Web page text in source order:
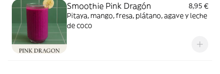
Smoothie Pink Dragón
8,95 €
Pitaya, mango, fresa, plátano, agave y leche
de coco